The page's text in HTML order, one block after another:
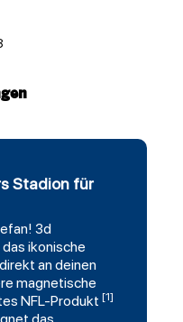
Stadion für
3d
ikonische
an deinen
magnetische
NFL-Produkt [1]